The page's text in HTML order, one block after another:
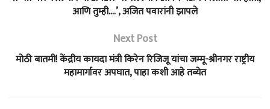
आणि तुम्ही….’, अजित पवारांनी झापले
Next Post
मोठी बातमी! केंद्रीय कायदा मंत्री किरेन रिजिजू यांचा जम्मू-श्रीनगर राष्ट्रीय
महामार्गावर अपघात, पाहा कशी आहे तब्येत